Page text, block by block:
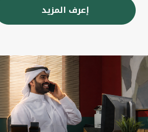
إعرف المزيد